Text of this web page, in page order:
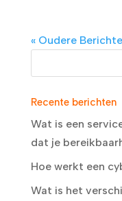
« Oudere
Recente berichten
Wat is een
dat je
Hoe werkt een
Wat is het